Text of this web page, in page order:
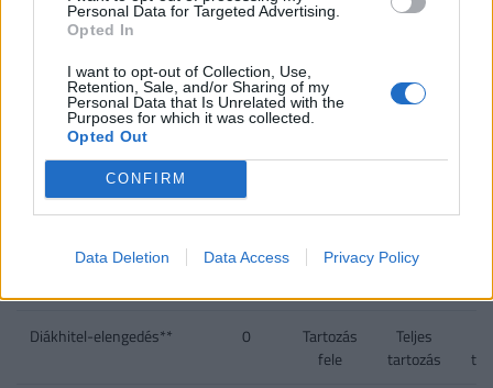
Personal Data for Targeted Advertising.
Opted In
I want to opt-out of Collection, Use,
Retention, Sale, and/or Sharing of my
Personal Data that Is Unrelated with the
Purposes for which it was collected.
Opted Out
CONFIRM
Data Deletion Data Access Privacy Policy
CSOK használt ingatlan
vásárlására (nem
kistelepülés)*, vagy
0,6 1,43
CSOK használt ingatlan
vásárlására, bővítésére
és/vagy
korszerűsítésére
(kistelepülés)*
0,6
Jelzáloghitel-
0 1 4
Diákhitel-elengedés** 0
Tartozás
fele
Teljes
tartozás